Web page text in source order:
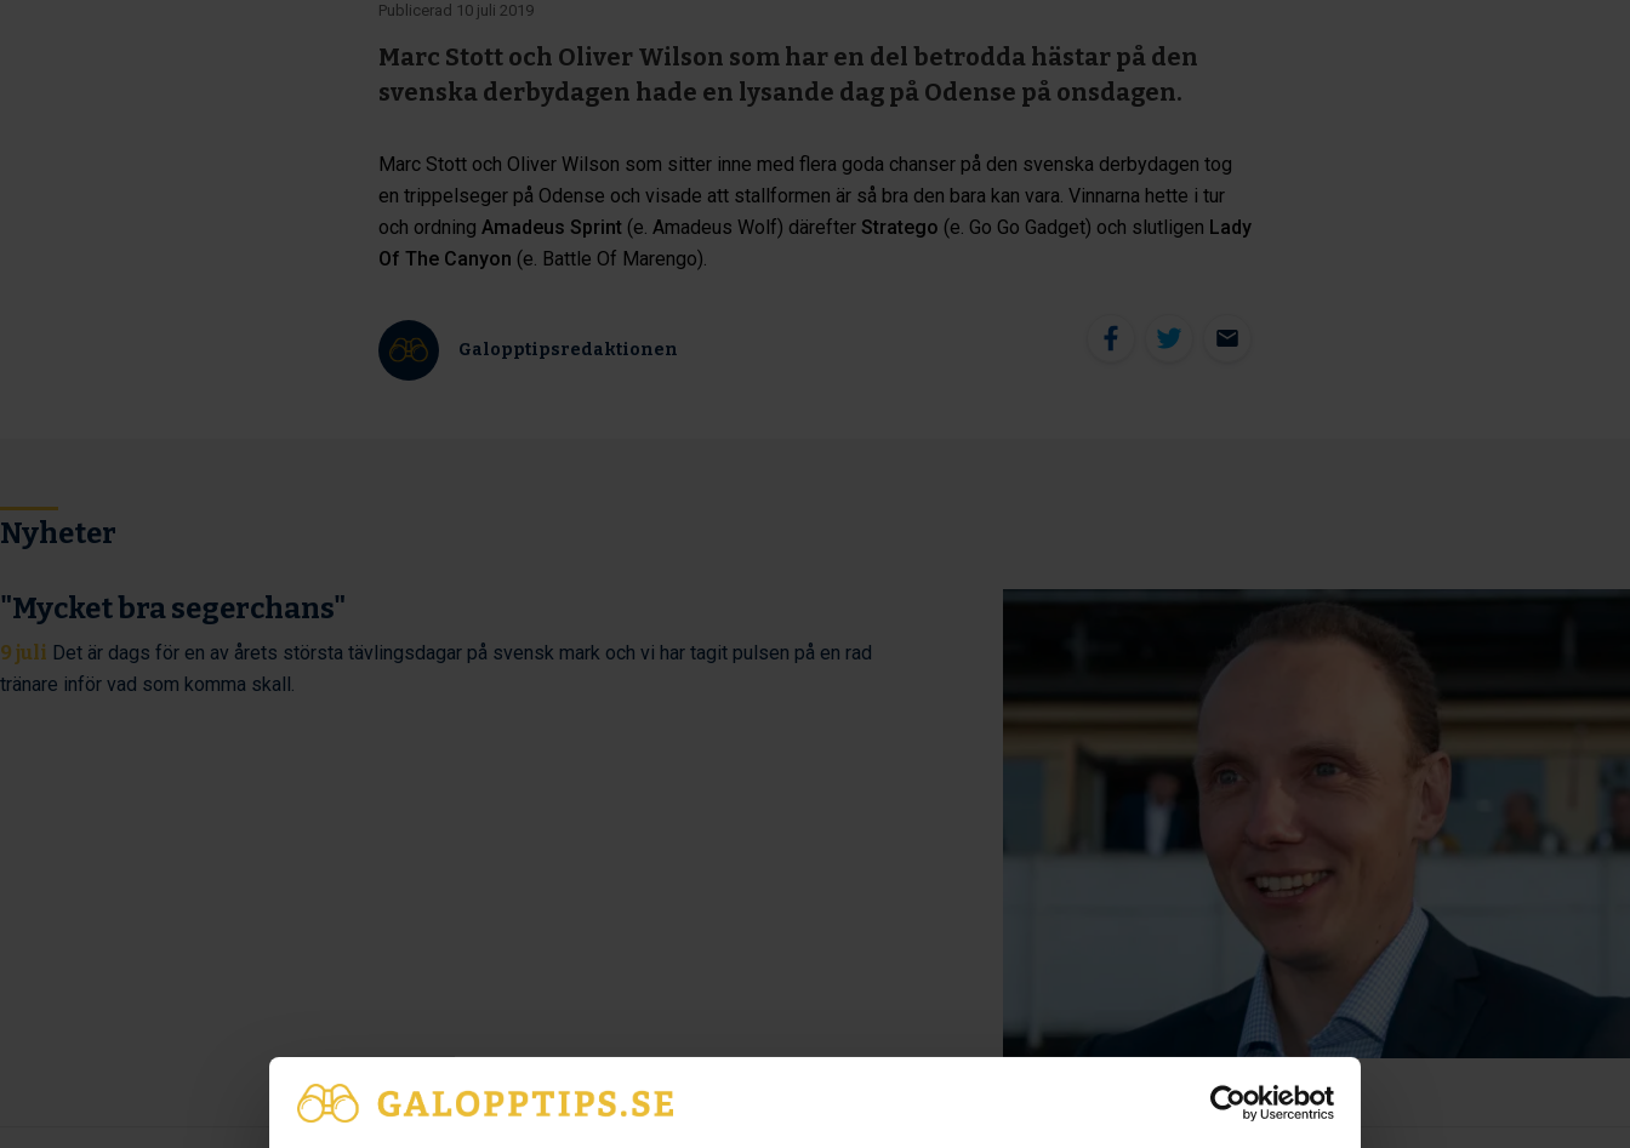
Publicerad 10 juli 2019
Marc Stott och Oliver Wilson som har en del betrodda hästar på den
svenska derbydagen hade en lysande dag på Odense på onsdagen.
Marc Stott och Oliver Wilson som sitter inne med flera goda chanser på den svenska derbydagen tog
en trippelseger på Odense och visade att stallformen är så bra den bara kan vara. Vinnarna hette i tur
och ordning Amadeus Sprint (e. Amadeus Wolf) därefter Stratego (e. Go Go Gadget) och slutligen Lady
Of The Canyon (e. Battle Of Marengo).
Galopptipsredaktionen
Nyheter
"Mycket bra segerchans"
9 juli Det är dags för en av årets största tävlingsdagar på svensk mark och vi har tagit pulsen på en rad
tränare inför vad som komma skall.